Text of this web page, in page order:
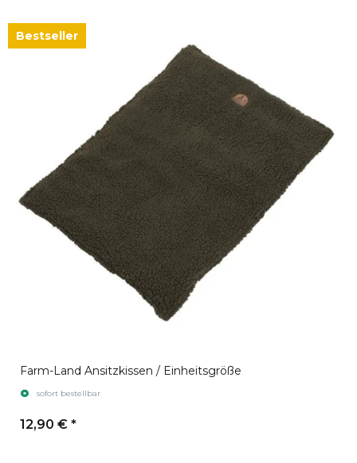
Bestseller
Farm-Land Ansitzkissen / Einheitsgröße
sofort bestellbar
12,90 € *